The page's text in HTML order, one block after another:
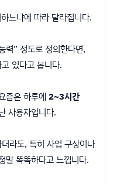
느냐에 따라 달라집니다.
력” 정도로 정의한다면,
있다고 봅니다.
즘은 하루에2~3시간
사용자입니다.
라도, 특히 사업 구상이나
말 똑똑하다고 느낍니다.